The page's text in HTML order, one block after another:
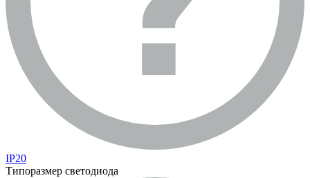
IP20
Типоразмер светодиода